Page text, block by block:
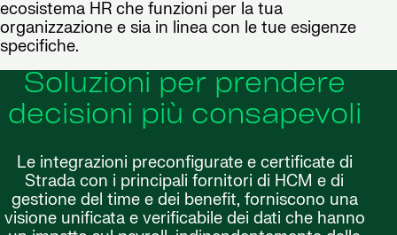
ecosistema HR che funzioni per la tua
organizzazione e sia in linea con le tue esigenze
specifiche.
Soluzioni per prendere
decisioni più consapevoli
Le integrazioni preconfigurate e certificate di
Strada con i principali fornitori di HCM e di
gestione del time e dei benefit, forniscono una
visione unificata e verificabile dei dati che hanno